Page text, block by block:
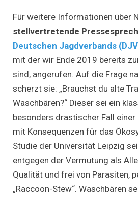
Für weitere Informationen über
stellvertretende
Deutschen Jagdverbands
mit der wir Ende 2019 bereits
sind, angerufen. Auf die Frage
scherzt sie: „Brauchst du alte
Waschbären?“ Dieser sei ein
besonders drastischer Fall einer
mit Konsequenzen für das
Studie der Universität Leipzig
entgegen der Vermutung als
Qualität und frei von Parasiten,
„Raccoon-Stew“. Waschbären